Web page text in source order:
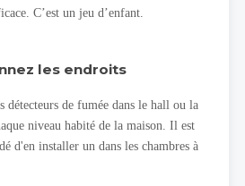
C’est un jeu d’enfant.
les endroits
détecteurs de fumée dans le hall ou la
niveau habité de la maison. Il est
d'en installer un dans les chambres à